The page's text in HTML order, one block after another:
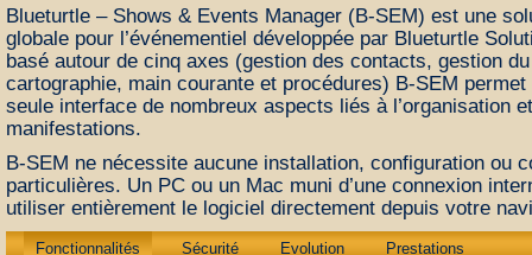
Blueturtle – Shows & Events Manager (B-SEM) est une
globale pour l’événementiel développée par Blueturtle
basé autour de cinq axes (gestion des contacts, gestion
cartographie, main courante et procédures) B-SEM
seule interface de nombreux aspects liés à l’organisation
manifestations.
B-SEM ne nécessite aucune installation, configuration ou
particulières. Un PC ou un Mac muni d’une connexion
utiliser entièrement le logiciel directement depuis votre
Fonctionnalités Sécurité Evolution Prestations